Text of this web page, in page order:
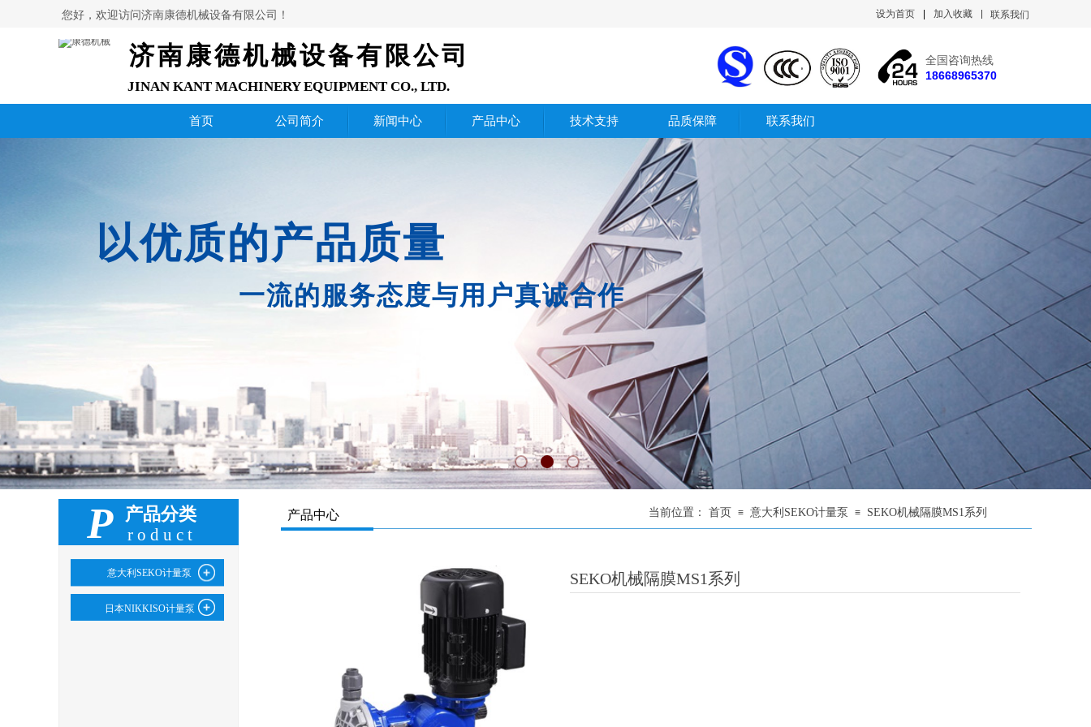
设为首页 加入收藏
您好，欢迎访问济南康德机械设备有限公司！ 联系我们
全国咨询热线
18668965370
济南康德机械设备有限公司
JINAN KANT MACHINERY EQUIPMENT CO., LTD.
首页 公司简介 新闻中心 产品中心 技术支持 品质保障 联系我们
以优质的产品质量
一流的服务态度与用户真诚合作
P 产品分类 产品中心 当前位置： 首页 ≡ 意大利SEKO计量泵 ≡ SEKO机械隔膜MS1系列
roduct
SEKO机械隔膜MS1系列
意大利SEKO计量泵
日本NIKKISO计量泵